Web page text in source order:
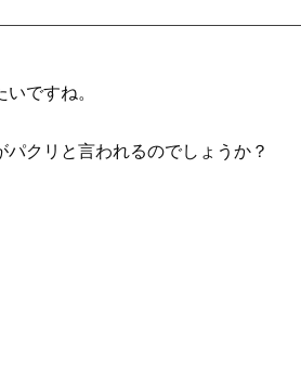
ですね。
クリと言われるのでしょうか？